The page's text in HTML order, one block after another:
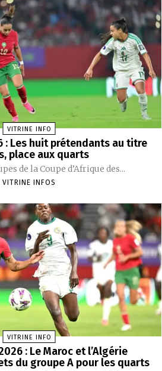
VITRINE INFO
: Les huit prétendants au titre
place aux quarts
de la Coupe d’Afrique des...
VITRINE INFOS
VITRINE INFO
: Le Maroc et l’Algérie
du groupe A pour les quarts